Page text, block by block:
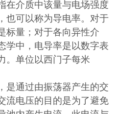
在介质中该量与电场强度
也可以称为导电率。对于
标量；对于各向异性介
学中，电导率是以数字表
。单位以西门子每米
是通过由振荡器产生的交
流电压的目的是为了避免